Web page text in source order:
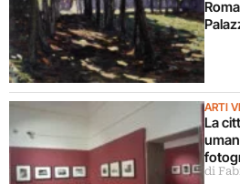
ARTI
La
di